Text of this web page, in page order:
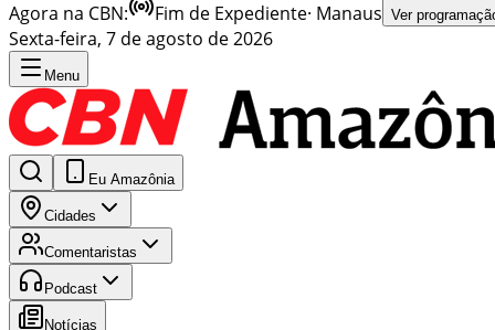
Agora na CBN:
Fim de Expediente· Manaus Ver
Sexta-feira, 7 de agosto de 2026
Menu
Eu Amazônia
Cidades
Comentaristas
Podcast
Notícias